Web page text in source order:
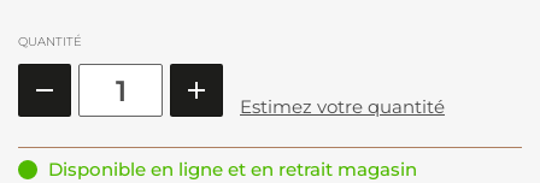
QUANTITÉ
Estimez votre quantité
Disponible en ligne et en retrait magasin